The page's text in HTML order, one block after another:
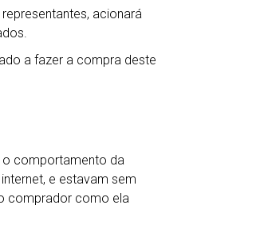
acionará
a fazer a compra deste
o comportamento da
e estavam sem
comprador como ela